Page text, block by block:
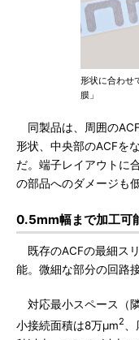
形状に合わせ
膜」
同製品は、周囲の
形状、中央部のACFを
だ。端子レイアウトに
の部品へのダメージも
0.5mm幅まで加工可
既存のACFの最細ス
能。微細な部分の回路
対応最小スペース（
小接続面積は8万μm2